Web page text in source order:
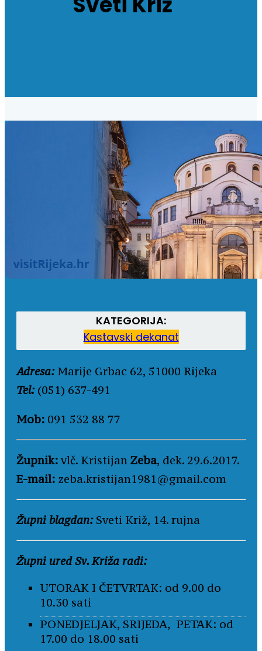
KATEGORIJA:
Kastavski dekanat
Adresa:Marije Grbac 62, 51000 Rijeka
Tel: (051) 637-491
Mob: 091 532 88 77
Župnik:vlč. Kristijan Zeba, dek. 29.6.2017.
E-mail: zeba.kristijan1981@gmail.com
Župni blagdan:Sveti Križ, 14. rujna
Župni ured Sv. Križa radi:
UTORAK I ČETVRTAK: od 9.00 do
10.30 sati
PONEDJELJAK, SRIJEDA, PETAK: od
17.00 do 18.00 sati